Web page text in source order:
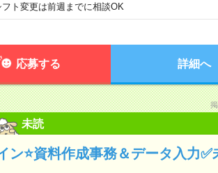
ト変更は前週までに相談OK
応募する 詳細へ
未読
ン⭐資料作成事務＆データ入力✅